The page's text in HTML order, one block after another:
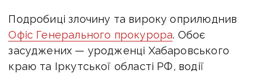
Подробиці злочину та вироку оприлюднив
Офіс Генерального прокурора. Обоє
засуджених — уродженці Хабаровського
краю та Іркутської області РФ, водії